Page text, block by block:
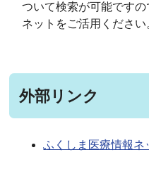
ついて検索が可能です
ネットをご活用ください
外部リンク
ふくしま医療情報ネ